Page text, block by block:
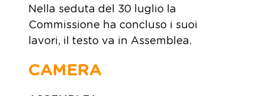
Nella seduta del 30 luglio la
Commissione ha concluso i suoi
lavori, il testo va in Assemblea.
CAMERA